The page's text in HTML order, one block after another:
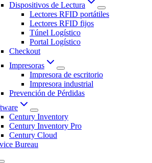
Dispositivos de Lectura
Lectores RFID portátiles
Lectores RFID fijos
Túnel Logístico
Portal Logístico
Checkout
Impresoras
Impresora de escritorio
Impresora industrial
Prevención de Pérdidas
Century Inventory
Century Inventory Pro
Century Cloud
Bureau